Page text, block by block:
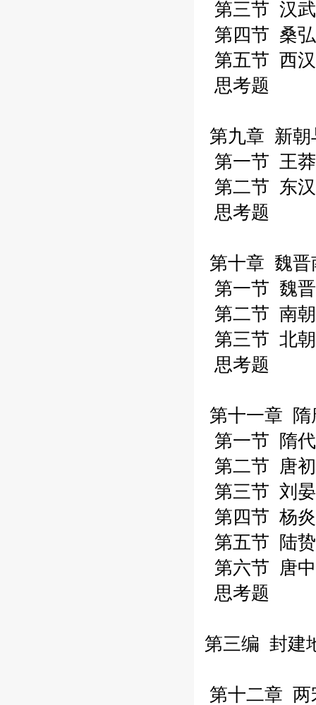
第三节 汉
第四节 桑
第五节 西
思考题
第九章 新朝
第一节 王
第二节 东
思考题
第十章 魏晋
第一节 魏
第二节 南
第三节 北
思考题
第十一章 隋
第一节 隋
第二节 唐
第三节 刘
第四节 杨
第五节 陆
第六节 唐
思考题
第三编 封建
第十二章 两